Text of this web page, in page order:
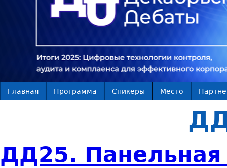
Главная Программа Спикеры Место
ДД25. Панельная